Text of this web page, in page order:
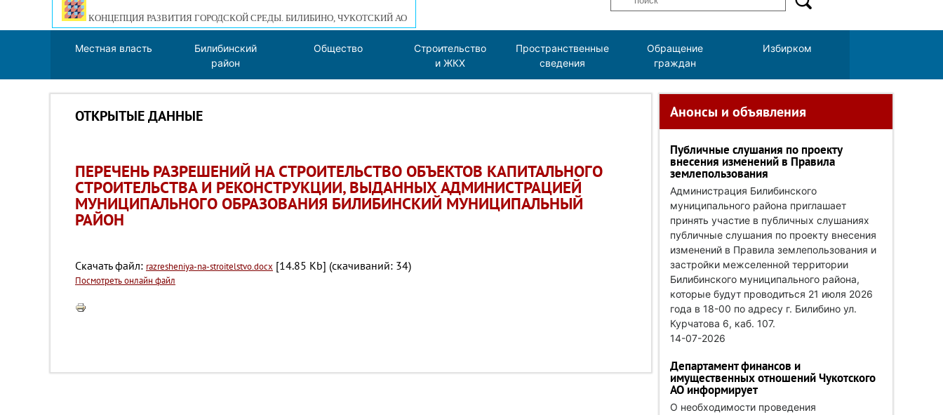
КОНЦЕПЦИЯ РАЗВИТИЯ ГОРОДСКОЙ СРЕДЫ. БИЛИБИНО, ЧУКОТСКИЙ АО
Местная власть
Билибинский
район
Общество
Строительство
и ЖКХ
Пространственные
сведения
Обращение
граждан
Избирком
ОТКРЫТЫЕ ДАННЫЕ
ПЕРЕЧЕНЬ РАЗРЕШЕНИЙ НА СТРОИТЕЛЬСТВО ОБЪЕКТОВ КАПИТАЛЬНОГО
СТРОИТЕЛЬСТВА И РЕКОНСТРУКЦИИ, ВЫДАННЫХ АДМИНИСТРАЦИЕЙ
МУНИЦИПАЛЬНОГО ОБРАЗОВАНИЯ БИЛИБИНСКИЙ МУНИЦИПАЛЬНЫЙ
РАЙОН
Скачать файл: razresheniya-na-stroitelstvo.docx [14.85 Kb] (cкачиваний: 34)
Посмотреть онлайн файл
Анонсы и объявления
Публичные слушания по проекту
внесения изменений в Правила
землепользования
Администрация Билибинского
муниципального района приглашает
принять участие в публичных слушаниях
публичные слушания по проекту внесения
изменений в Правила землепользования и
застройки межселенной территории
Билибинского муниципального района,
которые будут проводиться 21 июля 2026
года в 18-00 по адресу г. Билибино ул.
Курчатова 6, каб. 107.
14-07-2026
Департамент финансов и
имущественных отношений Чукотского
АО информирует
О необходимости проведения